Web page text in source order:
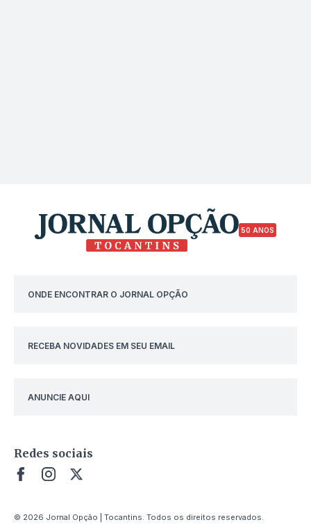
50 ANOS
ONDE ENCONTRAR O JORNAL OPÇÃO
RECEBA NOVIDADES EM SEU EMAIL
ANUNCIE AQUI
Redes sociais
© 2026 Jornal Opção | Tocantins. Todos os direitos reservados.